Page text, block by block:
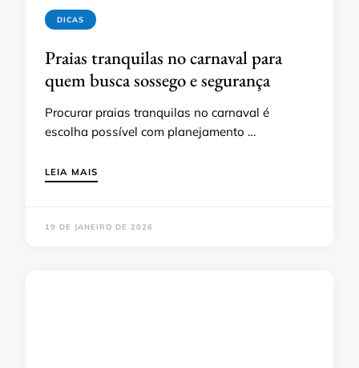
DICAS
Praias tranquilas no carnaval para
quem busca sossego e segurança
Procurar praias tranquilas no carnaval é
escolha possível com planejamento …
LEIA MAIS
19 DE JANEIRO DE 2026